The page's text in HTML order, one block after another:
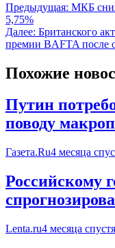
Предыдущая: МКБ
5,75%
Далее: Британского
премии BAFTA после
Похожие
Путин
поводу
Газета.Ru4 месяца
Российскому
Lenta.ru4 месяца спустя